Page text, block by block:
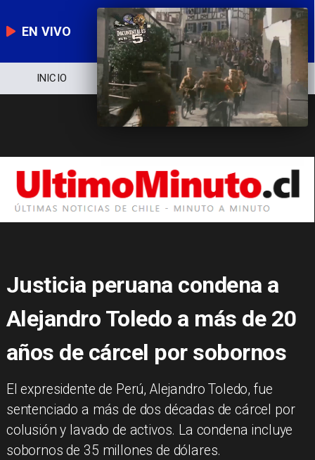
EN VIVO
NOTICIERO POLÍTICA ECONOMÍA
Justicia peruana condena a
Alejandro Toledo a más de 20
años de cárcel por sobornos
​El expresidente de Perú, Alejandro Toledo, fue
sentenciado a más de dos décadas de cárcel por
colusión y lavado de activos. La condena incluye
sobornos de 35 millones de dólares.